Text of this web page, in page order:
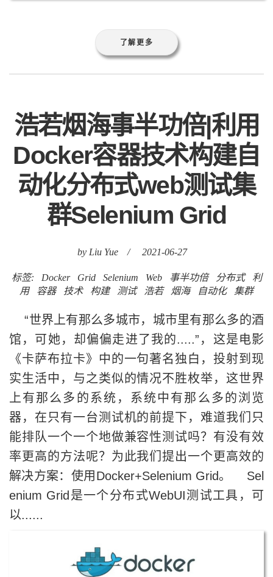
Docker容器技术构建自
动化分布式web测试集
by Liu Yue / 2021-06-27
标签:Docker Grid Selenium Web 事半功倍 分布式
利
用
容器 技术 构建 测试 浩若 烟海 自动化 集群
“世界上有那么多城市，城市里有那么多的酒
馆，可她，却偏偏走进了我的.....”，这是电影
《卡萨布拉卡》中的一句著名独白，投射到现
上有那么多的系统，系统中有那么多的浏览
能排队一个一个地做兼容性测试吗？有没有效
率更高的方法呢？为此我们提出一个更高效的
解决方案：使用Docker+Selenium Grid。 Sel
enium Grid是一个分布式WebUI测试工具，可
以......